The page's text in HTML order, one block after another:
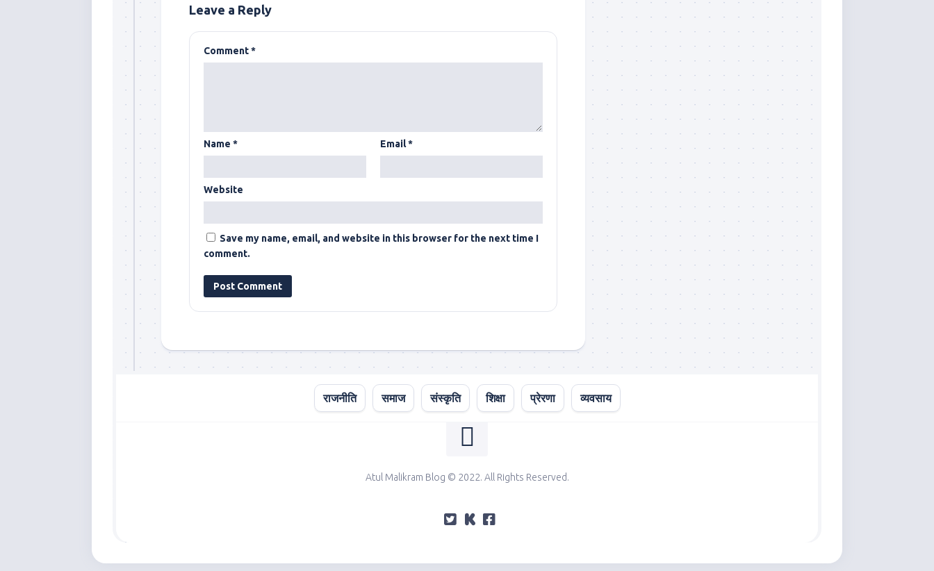
Leave a Reply
Comment*
Name * Email*
Website
Save my name, email, and website in this browser for the next time I
comment.
राजनीति समाज संस्कृति शिक्षा प्रेरणा व्यवसाय
Atul Malikram Blog © 2022. All Rights Reserved.